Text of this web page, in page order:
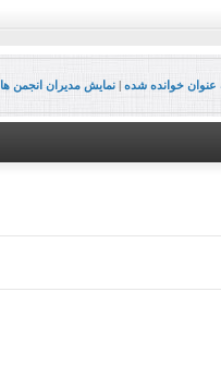
عنوان خوانده شده | نمايش مديران انجمن ها